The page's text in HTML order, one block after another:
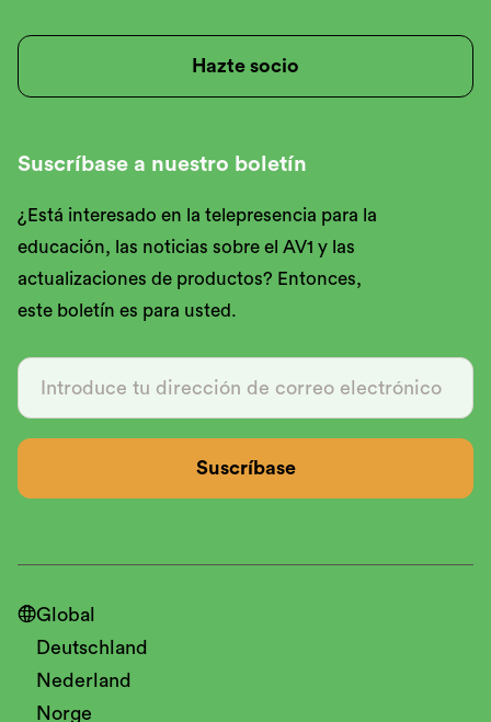
Suscríbase a nuestro boletín
¿Está interesado en la telepresencia para la
educación, las noticias sobre el AV1 y las
actualizaciones de productos? Entonces,
este boletín es para usted.
Hazte socio
Global
Deutschland
Nederland
Norge